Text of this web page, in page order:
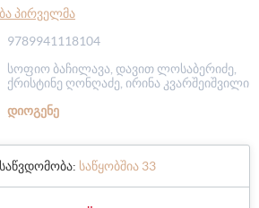
პირველმა
9789941118104
სოფიო ბაჩილავა, დავით ლოსაბერიძე,
ქრისტინე ღონღაძე, ირინა კვარშეიშვილი
ᲓᲘᲝᲒᲔᲜᲔ
საწყობშია 33